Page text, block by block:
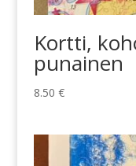
Kortti,
punainen
8.50 €